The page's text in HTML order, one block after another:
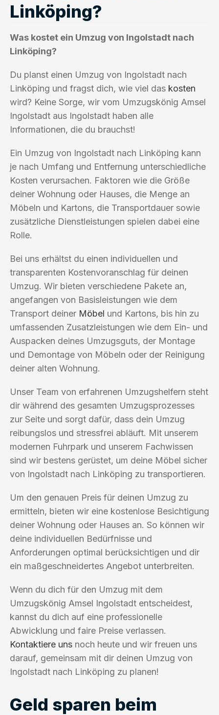
Linköping?
Was kostet ein Umzug von Ingolstadt nach
Linköping?
Du planst einen Umzug von Ingolstadt nach
Linköping und fragst dich, wie viel das kosten
wird? Keine Sorge, wir vom Umzugskönig Amsel
Ingolstadt aus Ingolstadt haben alle
Informationen, die du brauchst!
Ein Umzug von Ingolstadt nach Linköping kann
je nach Umfang und Entfernung unterschiedliche
Kosten verursachen. Faktoren wie die Größe
deiner Wohnung oder Hauses, die Menge an
Möbeln und Kartons, die Transportdauer sowie
zusätzliche Dienstleistungen spielen dabei eine
Rolle.
Bei uns erhältst du einen individuellen und
transparenten Kostenvoranschlag für deinen
Umzug. Wir bieten verschiedene Pakete an,
angefangen von Basisleistungen wie dem
Transport deiner Möbel und Kartons, bis hin zu
umfassenden Zusatzleistungen wie dem Ein- und
Auspacken deines Umzugsguts, der Montage
und Demontage von Möbeln oder der Reinigung
deiner alten Wohnung.
Unser Team von erfahrenen Umzugshelfern steht
dir während des gesamten Umzugsprozesses
zur Seite und sorgt dafür, dass dein Umzug
reibungslos und stressfrei abläuft. Mit unserem
modernen Fuhrpark und unserem Fachwissen
sind wir bestens gerüstet, um deine Möbel sicher
von Ingolstadt nach Linköping zu transportieren.
Um den genauen Preis für deinen Umzug zu
ermitteln, bieten wir eine kostenlose Besichtigung
deiner Wohnung oder Hauses an. So können wir
deine individuellen Bedürfnisse und
Anforderungen optimal berücksichtigen und dir
ein maßgeschneidertes Angebot unterbreiten.
Wenn du dich für den Umzug mit dem
Umzugskönig Amsel Ingolstadt entscheidest,
kannst du dich auf eine professionelle
Abwicklung und faire Preise verlassen.
Kontaktiere uns noch heute und wir freuen uns
darauf, gemeinsam mit dir deinen Umzug von
Ingolstadt nach Linköping zu planen!
Geld sparen beim